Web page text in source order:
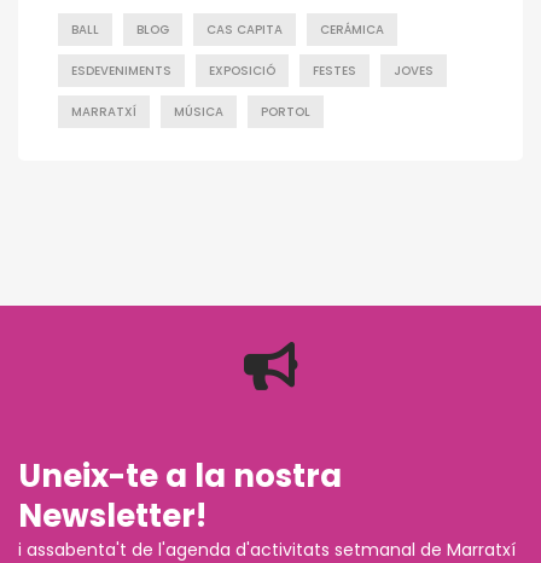
BALL BLOG CAS CAPITA CERÁMICA
ESDEVENIMENTS EXPOSICIÓ FESTES JOVES
MARRATXÍ MÚSICA PORTOL
Uneix-te a la nostra
Newsletter!
i assabenta't de l'agenda d'activitats setmanal de Marratxí